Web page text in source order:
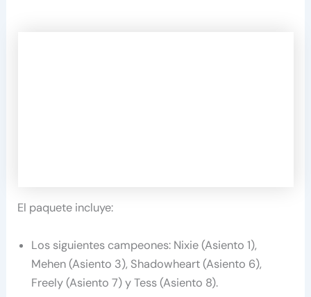
El paquete incluye:
Los siguientes campeones: Nixie (Asiento 1),
Mehen (Asiento 3), Shadowheart (Asiento 6),
Freely (Asiento 7) y Tess (Asiento 8).